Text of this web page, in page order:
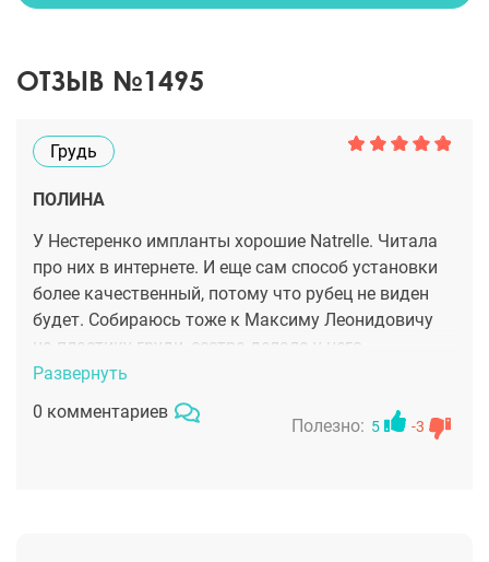
ОТЗЫВ №1495
Грудь
ПОЛИНА
У Нестеренко импланты хорошие Natrelle. Читала
про них в интернете. И еще сам способ установки
более качественный, потому что рубец не виден
будет. Собираюсь тоже к Максиму Леонидовичу
на пластику груди, сестра делала у него
увеличение и очень довольна.
Развернуть
0 комментариев
Полезно: 5 -3